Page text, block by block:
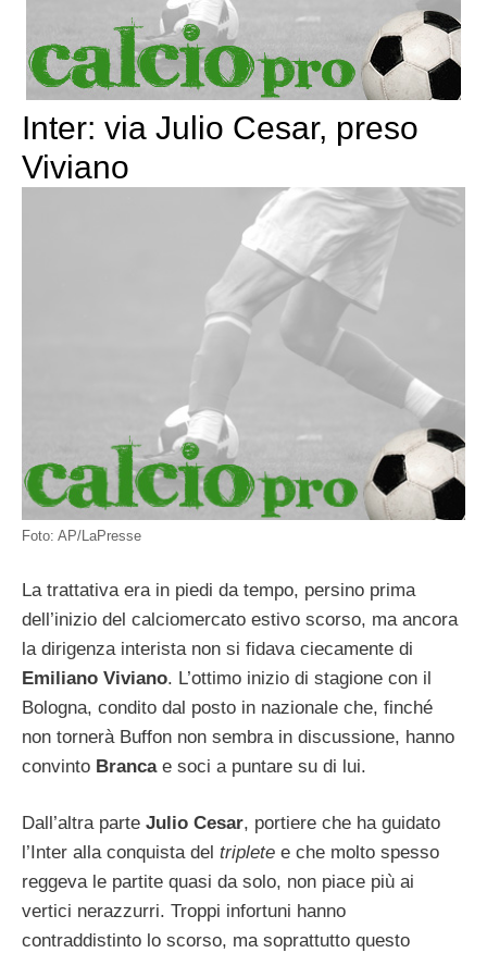
Inter: via Julio Cesar, preso
Viviano
Foto: AP/LaPresse
La trattativa era in piedi da tempo, persino prima
dell’inizio del calciomercato estivo scorso, ma ancora
la dirigenza interista non si fidava ciecamente di
Emiliano Viviano. L’ottimo inizio di stagione con il
Bologna, condito dal posto in nazionale che, finché
non tornerà Buffon non sembra in discussione, hanno
convinto Branca e soci a puntare su di lui.
Dall’altra parte Julio Cesar, portiere che ha guidato
l’Inter alla conquista del triplete e che molto spesso
reggeva le partite quasi da solo, non piace più ai
vertici nerazzurri. Troppi infortuni hanno
contraddistinto lo scorso, ma soprattutto questo